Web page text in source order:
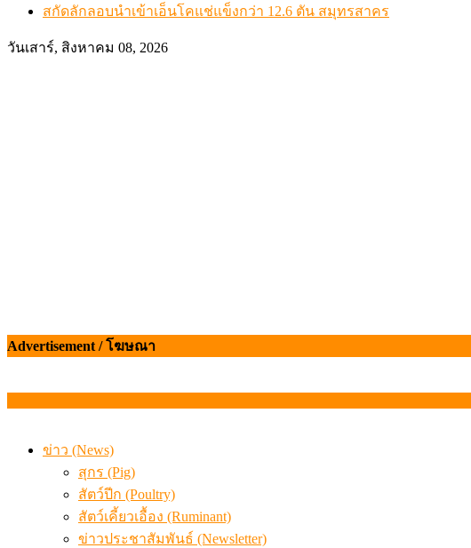
สกัดลักลอบนำเข้าเอ็นโคแช่แข็งกว่า 12.6 ตัน สมุทรสาคร
วันเสาร์, สิงหาคม 08, 2026
Advertisement / โฆษณา
ข่าว (News)
สุกร (Pig)
สัตว์ปีก (Poultry)
สัตว์เคี้ยวเอื้อง (Ruminant)
ข่าวประชาสัมพันธ์ (Newsletter)